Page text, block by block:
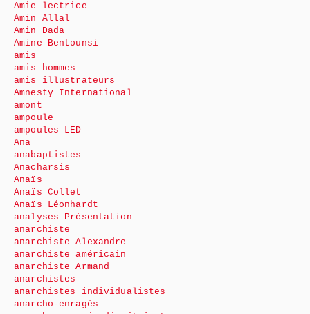
Amie lectrice
Amin Allal
Amin Dada
Amine Bentounsi
amis
amis hommes
amis illustrateurs
Amnesty International
amont
ampoule
ampoules LED
Ana
anabaptistes
Anacharsis
Anaïs
Anaïs Collet
Anaïs Léonhardt
analyses Présentation
anarchiste
anarchiste Alexandre
anarchiste américain
anarchiste Armand
anarchistes
anarchistes individualistes
anarcho-enragés